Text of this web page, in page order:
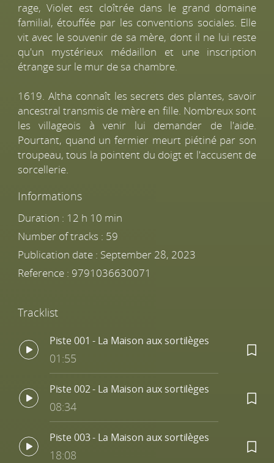
rage, Violet est cloîtrée dans le grand domaine
familial, étouffée par les conventions sociales. Elle
vit avec le souvenir de sa mère, dont il ne lui reste
qu'un mystérieux médaillon et une inscription
étrange sur le mur de sa chambre.
1619. Altha connaît les secrets des plantes, savoir
ancestral transmis de mère en fille. Nombreux sont
les villageois à venir lui demander de l'aide.
Pourtant, quand un fermier meurt piétiné par son
troupeau, tous la pointent du doigt et l'accusent de
sorcellerie.
Informations
Duration : 12 h 10 min
Number of tracks : 59
Publication date : September 28, 2023
Reference : 9791036630071
Tracklist
Piste 001 - La Maison aux sortilèges
01:55
Piste 002 - La Maison aux sortilèges
08:34
Piste 003 - La Maison aux sortilèges
18:08